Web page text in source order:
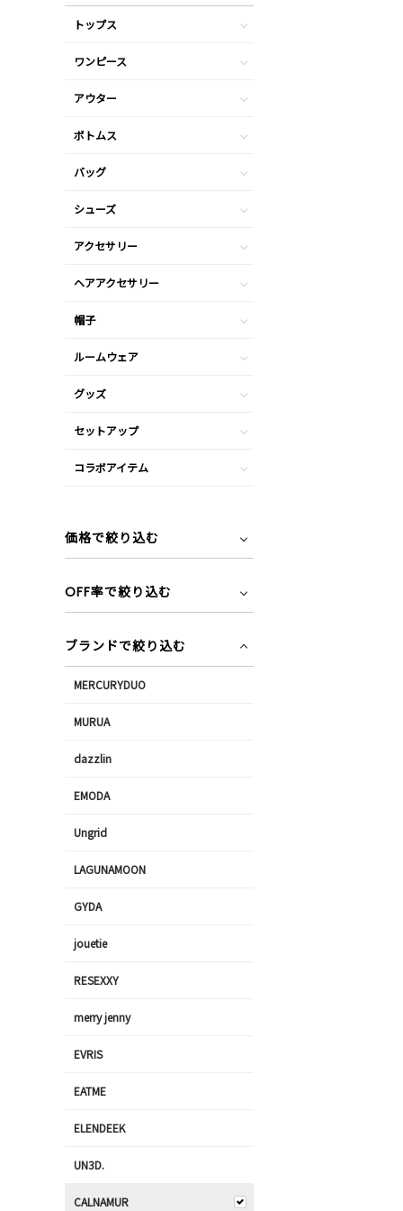
トップス
ワンピース
アウター
ボトムス
バッグ
シューズ
アクセサリー
ヘアアクセサリー
帽子
ルームウェア
グッズ
セットアップ
コラボアイテム
価格で絞り込む
OFF率で絞り込む
ブランドで絞り込む
MERCURYDUO
MURUA
dazzlin
EMODA
Ungrid
LAGUNAMOON
GYDA
jouetie
RESEXXY
merry jenny
EVRIS
EATME
ELENDEEK
UN3D.
CALNAMUR